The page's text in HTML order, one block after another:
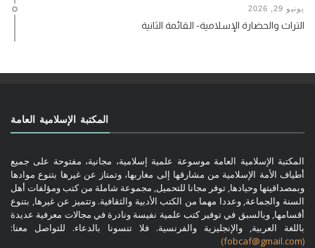
يونيو 29, 2026
التراث والحضارة الإسلامية- القائمة الثانية
المكتبة الإسلامية العامة
المكتبة الإسلامية العامة موسوعة علمية إسلامية، مجانية، مفتوحة على جميع
أطياف الأمة الإسلامية من مشارقها إلى مغاربها، وتمتاز عن غيرها بتنوع موادها
وبمصداقيتها وحيادها, توفر مجانا للتحميل, مجموعة شاملة من كتب ومؤلفات أهل
السنة والجماعة, وعددا مهما من الكتب الأدبية والثقافية. وتتميز عن غيرها, بتنوع
أقسامها, وبالسبق في توفير كتب علمية نفيسة ونادرة في مجالات معرفية عديدة
باللغة العربية, والإنجليزية والفرنسية. فلا تنسونا بالدعاء. للتواصل معنا:
(fobcaf@gmail.com)